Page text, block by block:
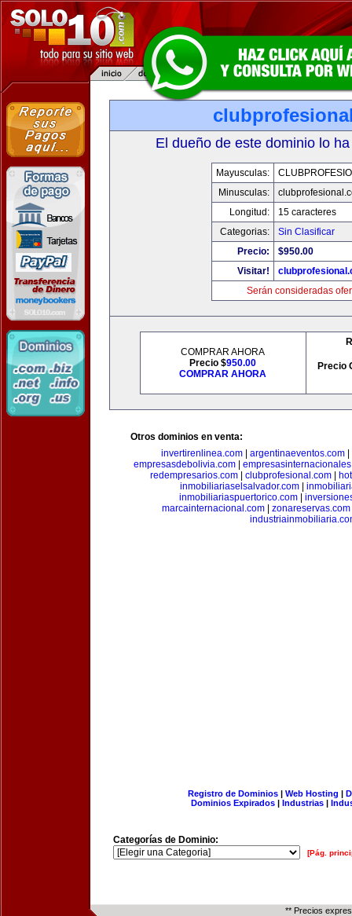
El dueño de este dominio lo
Mayusculas:
Minusculas:
Longitud:
15 caracteres
Categorias:
Sin Clasificar
Precio:
$950.00
Visitar!
Serán consideradas
COMPRAR AHORA
Precio $950.00
COMPRAR AHORA
Precio
Otros dominios en venta:
invertirenlinea.com| argentinaeventos.com|
empresasdebolivia.com|
redempresarios.com
clubprofesional.com
inmobiliariaselsalvador.com|
inmobiliariaspuertorico.com
marcainternacional.com| zonareservas.com
Registro de Dominios| Web Hosting |
Dominios Expirados | Industrias |
Categorías de Dominio:
[Pág.
** Precios